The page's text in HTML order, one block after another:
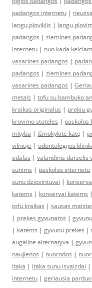
padangos internetu |
langu ploviklis | langu
padangos | ziemines
internetu | nuo kada
vasarines padangos |
padangos | ziemines
vasarines padangos |
metais | tofu su bambuko
kraikas originalus | prekiu
krovimo stoteles | paskolos
mityba | išmokykite katę |
vilniuje | odontologijos
edalas | valandinis darzelis
sunims | paskolos internetu
sunu dziovintuvai |
katems | konservai katems |
tofu kraikas | sausas
| prekes gyvunams |
| katėms | gyvunu prekes |
augalinė alternatyva |
naujienos | nuorodos |
itaka | itaka sunu isvaizdai |
internetu | geriausia